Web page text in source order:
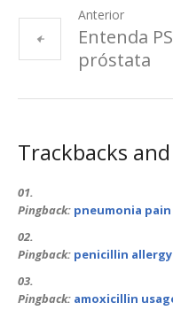
Anterior
Entenda
próstata
Trackbacks
Pingback: pneumonia
Pingback: penicillin
Pingback: amoxicillin